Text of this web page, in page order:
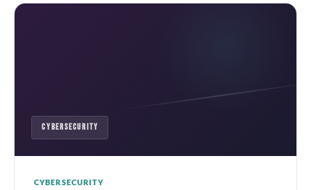
CYBERSECURITY
CYBERSECURITY